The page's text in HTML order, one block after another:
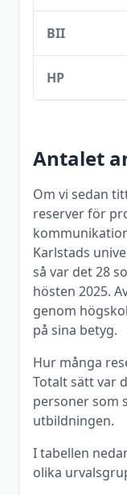
BII
HP
Antalet
Om vi sedan
reserver för
Karlstads
så var det28
hösten 2025.
genom
på sina betyg.
Hur många
Totalt sätt var
personer som
utbildningen.
I tabellen
olika